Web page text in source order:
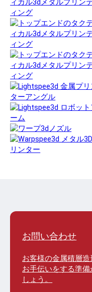
お問い合わせ
お客様の金属積層
お手伝いをする準
しょう。